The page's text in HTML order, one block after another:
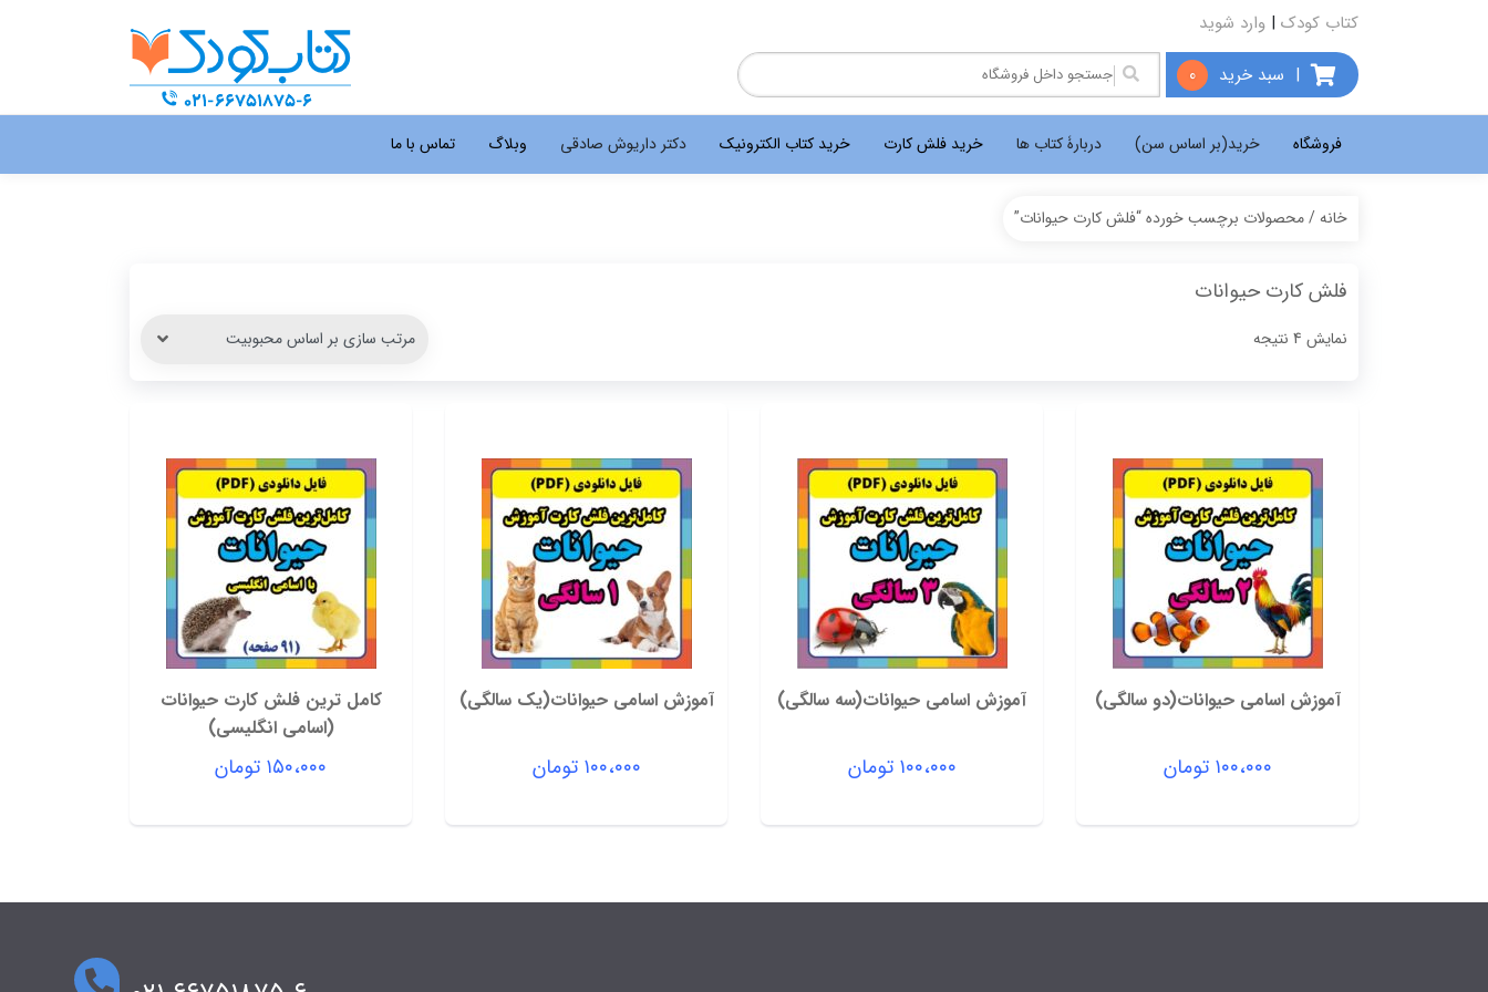
کتاب کودک | وارد شوید
| سبد خرید 0
فروشگاه خرید(بر اساس سن) دربارۀ کتاب ها خرید فلش کارت خرید کتاب الکترونیک دکتر داریوش صادقی وبلاگ تماس با ما
خانه/ محصولات برچسب خورده “فلش کارت حیوانات”
فلش کارت حیوانات
نمایش 4 نتیجه
Sorted
آموزش اسامی حیوانات(دو سالگی)
۱۰۰،۰۰۰ تومان
آموزش اسامی حیوانات(سه سالگی)
۱۰۰،۰۰۰ تومان
آموزش اسامی حیوانات(یک سالگی)
۱۰۰،۰۰۰ تومان
کامل ترین فلش کارت حیوانات
(اسامی انگلیسی)
۱۵۰،۰۰۰ تومان